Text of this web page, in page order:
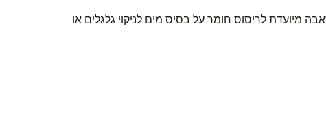
+ רובה ריסוס. המשאבה מיועדת לריסוס חומר על בסיס מים לניקוי גלגלים או